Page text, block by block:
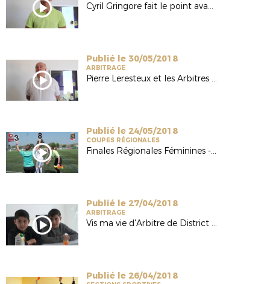
Cyril Gringore fait le point avant de partir en Coupe du Monde
Publié le 30/05/2018
ARBITRAGE
Pierre Leresteux et les Arbitres de Haut-Niveau Normands
Publié le 24/05/2018
COUPES RÉGIONALES
Finales Régionales Féminines - 20 Mai 2018
Publié le 27/04/2018
ARBITRAGE
Vis ma vie d'Arbitre de District | France3 Normandie
Publié le 26/04/2018